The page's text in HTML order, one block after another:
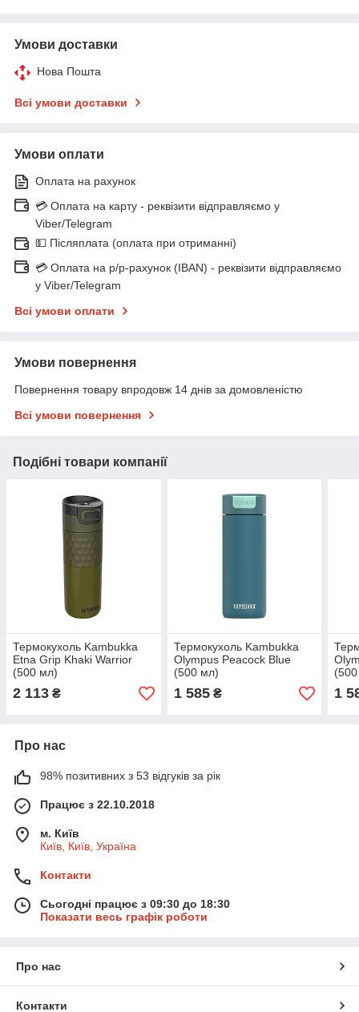
Умови доставки
Нова Пошта
Всі умови доставки
Умови оплати
Оплата на рахунок
💳 Оплата на карту - реквізити відправляємо у
Viber/Telegram
💵 Післяплата (оплата при отриманні)
💳 Оплата на р/р-рахунок (IBAN) - реквізити відправляємо
у Viber/Telegram
Всі умови оплати
Умови повернення
Повернення товару впродовж 14 днів за домовленістю
Всі умови повернення
Подібні товари компанії
Термокухоль Kambukka
Etna Grip Khaki Warrior
(500 мл)
2 113 ₴
Термокухоль Kambukka
Olympus Peacock Blue
(500 мл)
1 585₴ 1
Про нас
98% позитивних з 53 відгуків за рік
Працює з 22.10.2018
м. Київ
Київ, Київ, Україна
Контакти
Сьогодні працює з 09:30 до 18:30
Показати весь графік роботи
Про нас
Контакти